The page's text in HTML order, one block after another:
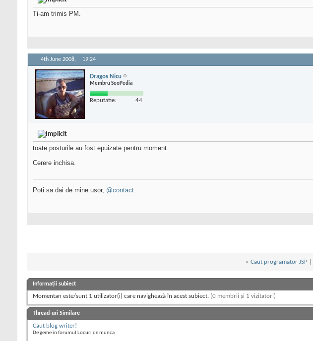
Ti-am trimis PM.
4th June 2008, 19:24
Dragos Nicu
Membru SeoPedia
Reputatie: 44
toate posturile au fost epuizate pentru moment.
Cerere inchisa.
Poti sa dai de mine usor, @contact.
« Caut programator JSP
Informații subiect
Momentan este/sunt 1 utilizator(i) care navighează în acest subiect. (0 membrii și 1 vizitatori)
Thread-uri Similare
Caut blog writer!
De geme în forumul Locuri de munca